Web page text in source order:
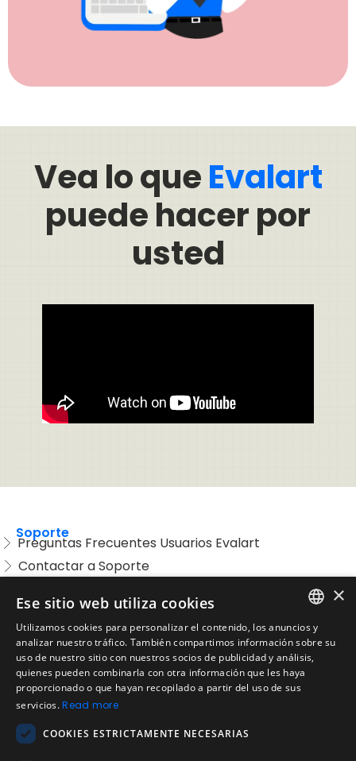
Vea lo queEvalart
puede hacer por
usted
Soporte
Preguntas Frecuentes Usuarios Evalart
Contactar a Soporte
Legal
Condiciones de Servicio
Aviso de privacidad
Política de cookies
Política de devoluciones
Acuerdo de licencia de usuario
Aviso legal
ENGLISH
SPANISH
×
Ese sitio web utiliza cookies
Utilizamos cookies para personalizar el contenido, los anuncios y
analizar nuestro tráfico. También compartimos información sobre su
uso de nuestro sitio con nuestros socios de publicidad y análisis,
quienes pueden combinarla con otra información que les haya
proporcionado o que hayan recopilado a partir del uso de sus
servicios.Read more
COOKIES ESTRICTAMENTE NECESARIAS